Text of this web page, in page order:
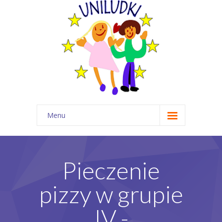
Menu
Start
Wydarzenia
Dla rodzica
Pieczenie
pizzy w grupie